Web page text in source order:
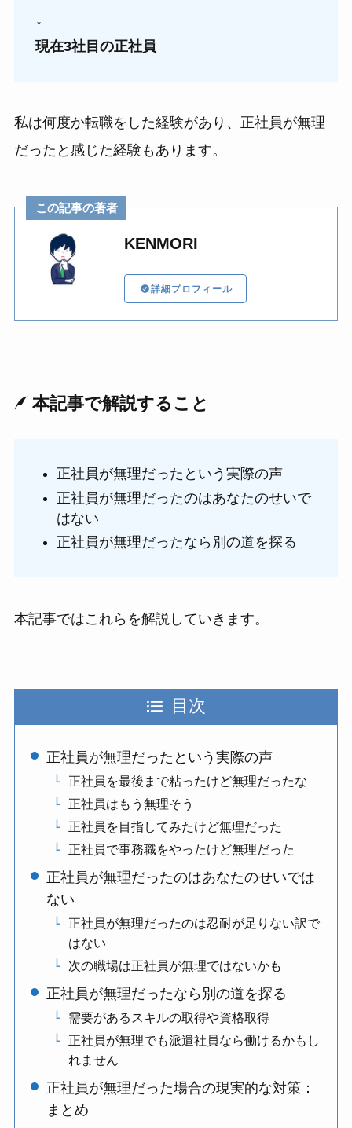
↓
現在3社目の正社員
私は何度か転職をした経験があり、正社員が無理
だったと感じた経験もあります。
この記事の著者
KENMORI
詳細プロフィール
本記事で解説すること
正社員が無理だったという実際の声
正社員が無理だったのはあなたのせいで
はない
正社員が無理だったなら別の道を探る
本記事ではこれらを解説していきます。
目次
正社員が無理だったという実際の声
正社員を最後まで粘ったけど無理だったな
正社員はもう無理そう
正社員を目指してみたけど無理だった
正社員で事務職をやったけど無理だった
正社員が無理だったのはあなたのせいでは
ない
正社員が無理だったのは忍耐が足りない訳で
はない
次の職場は正社員が無理ではないかも
正社員が無理だったなら別の道を探る
需要があるスキルの取得や資格取得
正社員が無理でも派遣社員なら働けるかもし
れません
正社員が無理だった場合の現実的な対策：
まとめ